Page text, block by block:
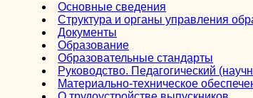
Основные сведения
Структура и органы управления
Документы
Образование
Образовательные стандарты
Руководство. Педагогический
Материально-техническое